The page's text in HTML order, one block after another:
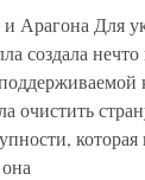
Арагона Для
создала нечто
очистить
которая